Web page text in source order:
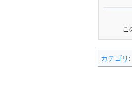
こ
カテゴリ :